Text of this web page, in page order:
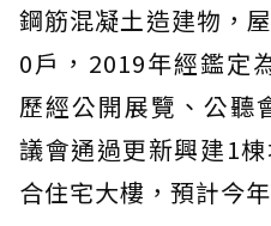
鋼筋混凝土造建物，
0戶，2019年經鑑定
歷經公開展覽、公聽
議會通過更新興建1
合住宅大樓，預計今